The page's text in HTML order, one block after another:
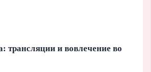
трансляции и вовлечение во